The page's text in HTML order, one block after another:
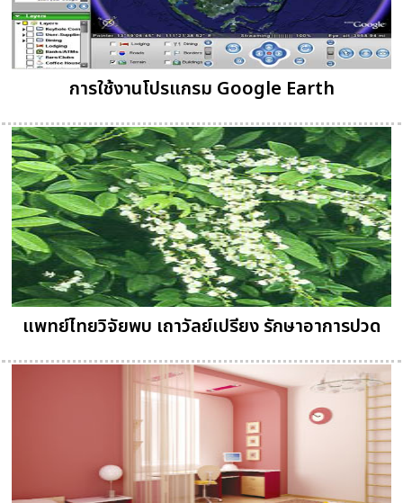
การใช้งานโปรแกรม Google Earth
แพทย์ไทยวิจัยพบ เถาวัลย์เปรียง รักษาอาการปวด